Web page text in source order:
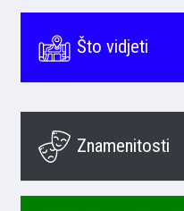
Što vidjeti
Znamenitosti